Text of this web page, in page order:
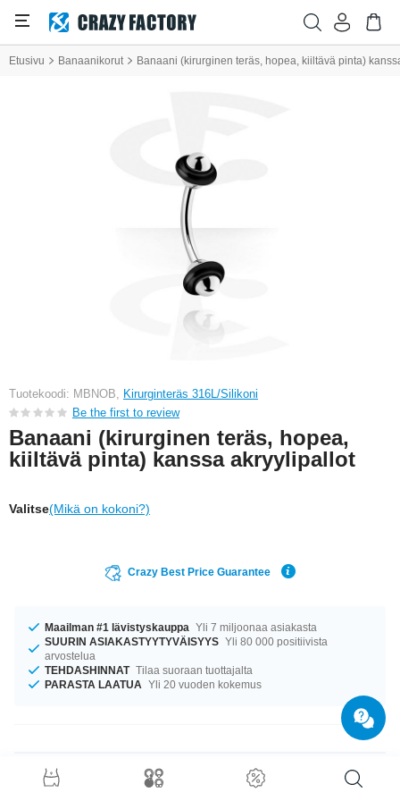
Etusivu Banaanikorut Banaani (kirurginen teräs, hopea, kiiltävä pinta)
Tuotekoodi: MBNOB, Kirurginteräs 316L/Silikoni
Be the first to review
Banaani (kirurginen teräs, hopea,
kiiltävä pinta) kanssa akryylipallot
Valitse(Mikä on kokoni?)
Crazy Best Price Guarantee
Maailman #1 lävistyskauppa Yli 7 miljoonaa asiakasta
SUURIN ASIAKASTYYTYVÄISYYS Yli 80 000 positiivista
arvostelua
TEHDASHINNAT Tilaa suoraan tuottajalta
PARASTA LAATUA Yli 20 vuoden kokemus
Tuotetiedot